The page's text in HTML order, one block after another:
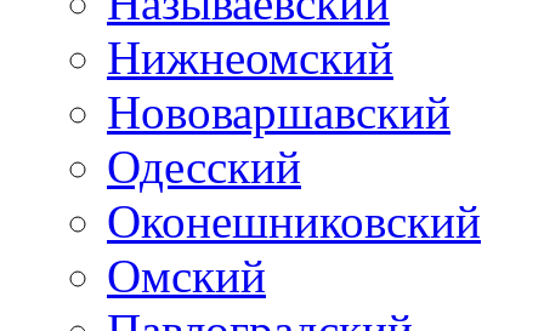
Нижнеомский
Нововаршавский
Одесский
Оконешниковский
Омский